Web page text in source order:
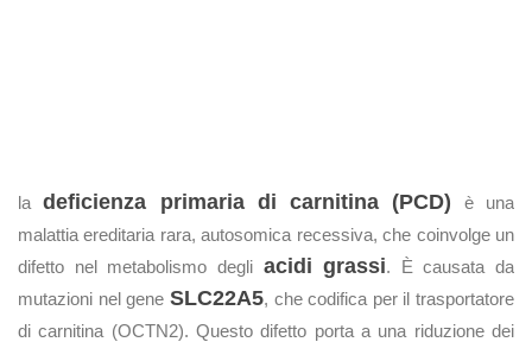
ladeficienza primaria di carnitina (PCD) è una
malattia ereditaria rara, autosomica recessiva, che coinvolge un
difetto nel metabolismo degli acidi grassi. È causata da
mutazioni nel gene SLC22A5, che codifica per il trasportatore
di carnitina (OCTN2). Questo difetto porta a una riduzione dei